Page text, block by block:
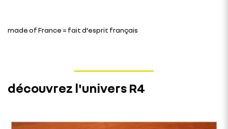
made of France = fait d’esprit français
découvrez l'univers R4